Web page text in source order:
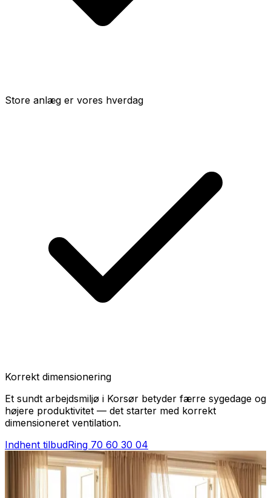
Store anlæg er vores hverdag
Korrekt dimensionering
Et sundt arbejdsmiljø i Korsør betyder færre sygedage og
højere produktivitet — det starter med korrekt
dimensioneret ventilation.
Indhent tilbudRing 70 60 30 04